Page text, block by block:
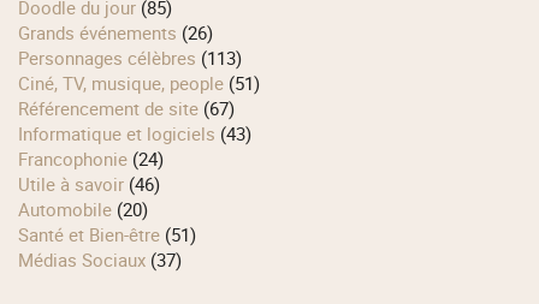
Doodle du jour (85)
Grands événements (26)
Personnages célèbres (113)
Ciné, TV, musique, people (51)
Référencement de site (67)
Informatique et logiciels (43)
Francophonie (24)
Utile à savoir (46)
Automobile (20)
Santé et Bien-être (51)
Médias Sociaux (37)